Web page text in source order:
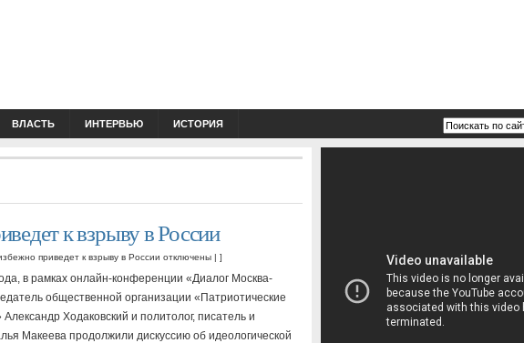
ВЛАСТЬ ИНТЕРВЬЮ ИСТОРИЯ
к взрыву в России
приведет к взрыву в России отключены | ]
в рамках онлайн-конференции «Диалог Москва-
общественной организации «Патриотические
Ходаковский и политолог, писатель и
Макеева продолжили дискуссию об идеологической